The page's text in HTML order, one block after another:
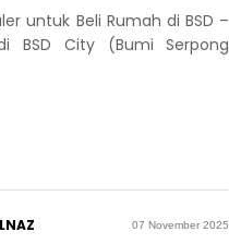
untuk Beli Rumah di BSD –
BSD City (Bumi Serpong
07 November 2025